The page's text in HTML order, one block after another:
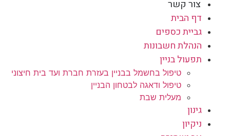
צור קשר
דף הבית
גביית כספים
הנהלת חשבונות
תפעול בניין
טיפול בחשמל בבניין בעזרת חברת ועד בית חיצוני
טיפול ודאגה לבטחון הבניין
מעלית שבת
גינון
ניקיון